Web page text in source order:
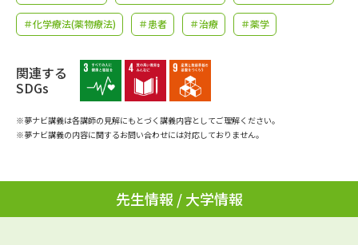
Ｑ＆Ａ よくあるご質問 大学進学IDについて
お支払いについて
受付内容・発送状況の確認
お支払いサイト
＃化学療法(薬物療法) ＃患者 ＃治療 ＃薬学
関連する
SDGs
※夢ナビ講義は各講師の見解にもとづく講義内容としてご理解ください。
※夢ナビ講義の内容に関するお問い合わせには対応しておりません。
先生情報 / 大学情報